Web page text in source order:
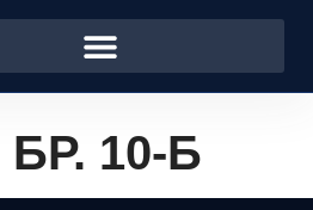
10-Б